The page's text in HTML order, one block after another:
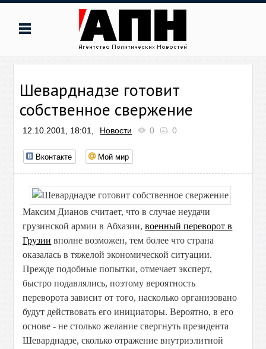
Шеварднадзе готовит
собственное свержение
12.10.2001, 18:01, Новости 0 0
Вконтакте Мой мир
Максим Дианов считает, что в случае неудачи
грузинской армии в Абхазии,военный переворот в
Грузии вполне возможен, тем более что страна
оказалась в тяжелой экономической ситуации.
Прежде подобные попытки, отмечает эксперт,
быстро подавлялись, поэтому вероятность
переворота зависит от того, насколько организовано
будут действовать его инициаторы. Вероятно, в его
основе - не столько желание свергнуть президента
Шеварднадзе, сколько отражение внутриэлитной